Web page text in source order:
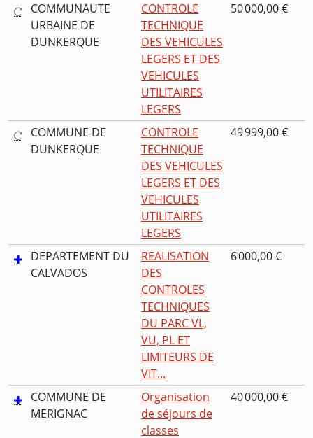
COMMUNAUTE
URBAINE DE
DUNKERQUE
CONTROLE
TECHNIQUE
DES VEHICULES
LEGERS ET DES
VEHICULES
UTILITAIRES
LEGERS
50 000,00 €
COMMUNE DE
DUNKERQUE
CONTROLE
TECHNIQUE
DES VEHICULES
LEGERS ET DES
VEHICULES
UTILITAIRES
LEGERS
49 999,00 €
DEPARTEMENT DU
CALVADOS
REALISATION
DES
CONTROLES
TECHNIQUES
DU PARC VL,
VU, PL ET
LIMITEURS DE
VIT...
6 000,00 €
COMMUNE DE
MERIGNAC
Organisation
de séjours de
classes
40 000,00 €